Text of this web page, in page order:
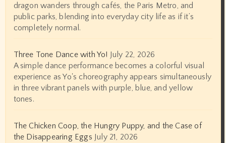
dragon wanders through cafés, the Paris Metro, and
public parks, blending into everyday city life as if it’s
completely normal.
Three Tone Dance with Yo! July 22, 2026
A simple dance performance becomes a colorful visual
experience as Yo's choreography appears simultaneously
in three vibrant panels with purple, blue, and yellow
tones.
The Chicken Coop, the Hungry Puppy, and the Case of
the Disappearing Eggs July 21, 2026